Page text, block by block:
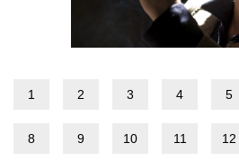
1 2 3 4 5
8 9 10 11 12